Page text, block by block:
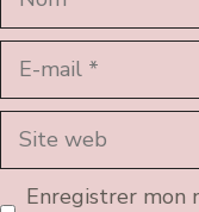
Site
Enregistrer mon